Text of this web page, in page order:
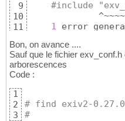
9
10
11
#include
1 error
Bon, on avance ....
Sauf que le fichier
arborescences
Code :
1
2
3
# find exiv2-
#